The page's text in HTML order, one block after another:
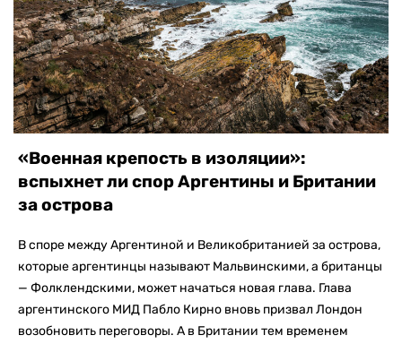
«Военная крепость в изоляции»:
вспыхнет ли спор Аргентины и Британии
за острова
В споре между Аргентиной и Великобританией за острова,
которые аргентинцы называют Мальвинскими, а британцы
— Фолклендскими, может начаться новая глава. Глава
аргентинского МИД Пабло Кирно вновь призвал Лондон
возобновить переговоры. А в Британии тем временем